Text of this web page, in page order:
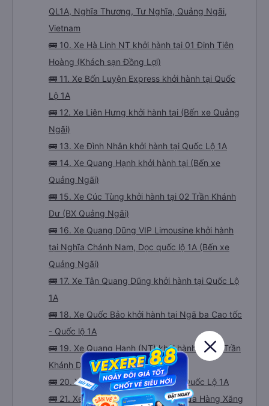
QL1A, Nghĩa Thương, Tư Nghĩa, Quảng Ngãi,
Vietnam
🚌 10. Xe Hà Linh NT khởi hành tại 01 Đinh Tiên
Hoàng (Khách sạn Đồng Lợi)
🚌 11. Xe Bốn Luyện Express khởi hành tại Quốc
Lộ 1A
🚌 12. Xe Liên Hưng khởi hành tại (Bến xe Quảng
Ngãi)
🚌 13. Xe Đình Nhân khởi hành tại Quốc Lộ 1A
🚌 14. Xe Quang Hạnh khởi hành tại (Bến xe
Quảng Ngãi)
🚌 15. Xe Cúc Tùng khởi hành tại 02 Trần Khánh
Dư (BX Quảng Ngãi)
🚌 16. Xe Quang Dũng VIP Limousine khởi hành
tại Nghĩa Chánh Nam, Dọc quốc lộ 1A (Bến xe
Quảng Ngãi)
🚌 17. Xe Tân Quang Dũng khởi hành tại Quốc Lộ
1A
🚌 18. Xe Quốc Bảo khởi hành tại Ngã ba Cao tốc
- Quốc lộ 1A
🚌 19. Xe Quang Hạnh (NT) khởi hành tại 02 Trần
Khánh Dư (Bến Xe Quảng Ngãi)
🚌 20. Xe Ngọc Phát khởi hành tại Quốc Lộ 1A
🚌 21. Xe Trung Hòa khởi hành tại Cửa Hàng Xăng